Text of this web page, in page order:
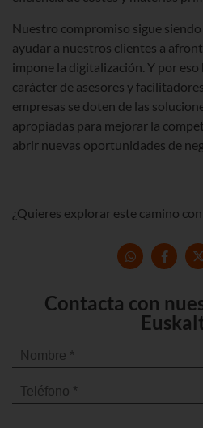
Nuestro compromiso sigue
ayudar a nuestros clientes a
impone la digitalización. Y por
carácter de asesores y
empresas se doten de las
apropiadas para mejorar la
abrir nuevas oportunidades de
¿Quieres explorar este camino
Contacta con